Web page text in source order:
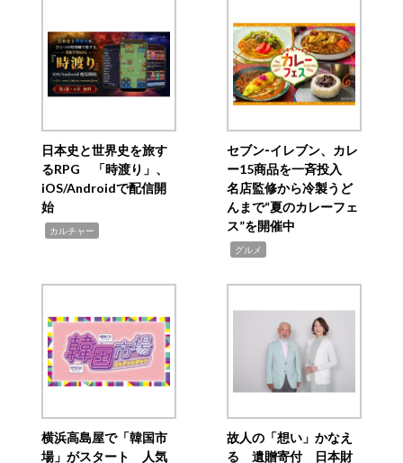
日本史と世界史を旅す
るRPG 「時渡り」、
iOS/Androidで配信開
始
カルチャー
セブン‐イレブン、カレ
ー15商品を一斉投入
名店監修から冷製うど
んまで“夏のカレーフェ
ス”を開催中
グルメ
横浜高島屋で「韓国市
場」がスタート 人気
故人の「想い」かなえ
る 遺贈寄付 日本財